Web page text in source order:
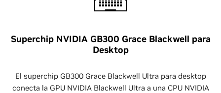
Superchip NVIDIA GB300 Grace Blackwell para
Desktop
El superchip GB300 Grace Blackwell Ultra para desktop
conecta la GPU NVIDIA Blackwell Ultra a una CPU NVIDIA